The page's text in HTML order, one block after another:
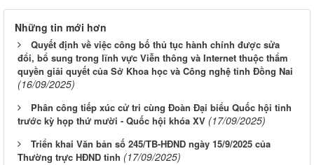
Những tin mới hơn
Quyết định về việc công bố thủ tục hành chính được sửa
đổi, bổ sung trong lĩnh vực Viễn thông và Internet thuộc thẩm
quyền giải quyết của Sở Khoa học và Công nghệ tỉnh Đồng Nai
(16/09/2025)
Phân công tiếp xúc cử tri cùng Đoàn Đại biểu Quốc hội tỉnh
trước kỳ họp thứ mười - Quốc hội khóa XV (17/09/2025)
Triển khai Văn bản số 245/TB-HĐND ngày 15/9/2025 của
Thường trực HĐND tỉnh (17/09/2025)